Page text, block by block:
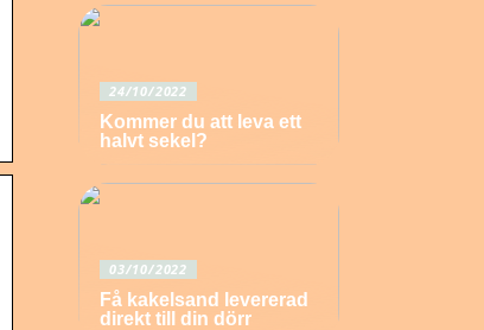
24/10/2022
Kommer du att leva ett
halvt sekel?
03/10/2022
Få kakelsand levererad
direkt till din dörr